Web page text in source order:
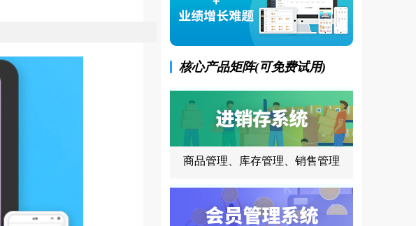
核心产品矩阵(可免费试用)
商品管理、库存管理、销售管理